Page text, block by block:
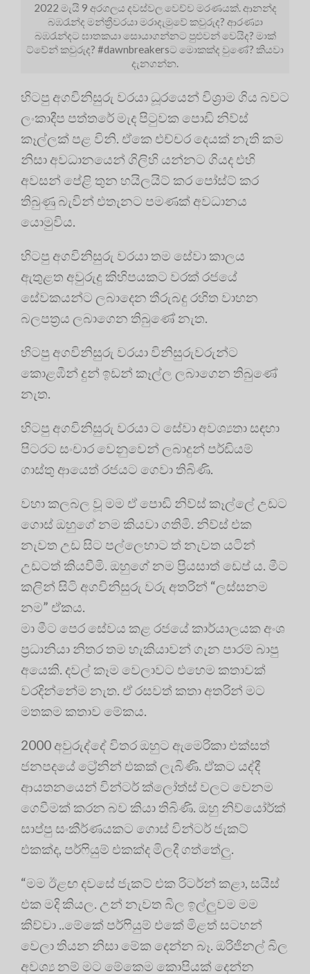
2022 මැයි 9 අරගලය දවස්වල වෙච්ච මරණයක්. ආනන්ද
බඹරැන්ද මන්ත්‍රීවරයා මරාදැමුවේ කවුරුද? ආරණ්‍යා
බඹරැන්දට ඝාතකයා සොයාගන්නට පුළුවන් වෙයිද? මාක්
ට්වේන් කවුරුද? #dawnbreakersට මොකක්ද වුණේ? කියවා
දැනගන්න.
හිටපු අගවිනිසුරු වරයා ධූරයෙන් විශ්‍රාම ගිය බවට
ලංකාදීප පත්තරේ මැද පිටුවක පොඩි නිව්ස්
කෑල්ලක් පළ විනි. ඒකෙ එච්චර දෙයක් නැති කම
නිසා අවධානයෙන් ගිලිහි යන්නට ගියද එහි
අවසන් පේළි තුන හයිලයිට් කර පෝස්ට් කර
තිබුණු බැවින් එතැනට පමණක් අවධානය
යොමුවිය.
හිටපු අගවිනිසුරු වරයා තම සේවා කාලය
ඇතුළත අවුරුදු කිහිපයකට වරක් රජයේ
සේවකයන්ට ලබාදෙන තීරුබදු රහිත වාහන
බලපත්‍රය ලබාගෙන තිබුණේ නැත.
හිටපු අගවිනිසුරු වරයා විනිසුරුවරුන්ට
කොළඹීන් දුන් ඉඩන් කෑල්ල ලබාගෙන තිබුණේ
නැත.
හිටපු අගවිනිසුරු වරයා ට සේවා අවශ්‍යතා සඳහා
පිටරට සංචාර වෙනුවෙන් ලබාදුන් පර්ඩියම්
ගාස්තු ආයෙත් රජයට ගෙවා තිබිණි.
වහා කලබල වූ මම ඒ පොඩි නිව්ස් කෑල්ලේ උඩට
ගොස් ඔහුගේ නම කියවා ගතිමි. නිව්ස් එක
නැවත උඩ සිට පල්ලෙහාට ත් නැවත යටින්
උඩටත් කියවීමි. ඔහුගේ නම ප්‍රියසාත් ඩෙප් ය. මීට
කලින් සිටි අගවිනිසුරු වරු අතරින් “ලස්සනම
නම” ඒකය.
මා මීට පෙර සේවය කළ රජයේ කාර්යාලයක අංශ
ප්‍රධානියා නිතර තම හැකියාවන් ගැන පාරම් බාපු
අයෙකි. දවල් කෑම වෙලාවට එහෙම කතාවක්
වරදින්නේම නැත. ඒ රසවත් කතා අතරින් මට
මතකම කතාව මේකය.
2000 අවුරුද්දේ විතර ඔහුට ඇමෙරිකා එක්සත්
ජනපදයේ ට්‍රේනින් එකක් ලැබිණි. ඒකට යද්දී
ආයතනයෙන් වින්ටර් ක්ලෝත්ස් වලට වෙනම
ගෙවීමක් කරන බව කියා තිබිණි. ඔහු නිව්යෝර්ක්
සාප්පු සංකීර්ණයකට ගොස් වින්ටර් ජැකට්
එකක්ද, පර්ෆියුම් එකක්ද මිලදී ගත්තේලු.
“මම ඊළඟ දවසේ ජැකට් එක රිටර්න් කළා, සයිස්
එක මදි කියල. උන් නැවත බිල ඉල්ලුවම මම
කිව්වා ..මේකේ පර්ෆියුම් එකේ මිළත් සටහන්
වෙලා තියන නිසා මේක දෙන්න බෑ. ඔරිජිනල් බිල
අවශ්‍ය නම් මට මේකෙම කොපියක් දෙන්න